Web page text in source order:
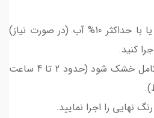
- پرایمر را بدون رقیق‌سازی یا با حداکثر 10% آب (در صورت نیاز)
کنید.
- اجازه دهید پرایمر به‌طور کامل خشک شود (حدود 2 تا 4 ساعت
را اجرا نمایید.